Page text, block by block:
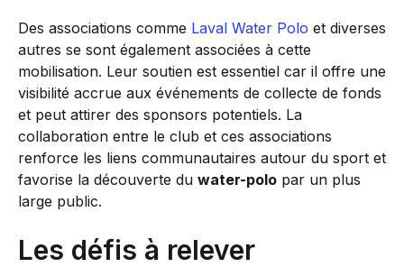
Des associations comme Laval Water Polo et diverses
autres se sont également associées à cette
mobilisation. Leur soutien est essentiel car il offre une
visibilité accrue aux événements de collecte de fonds
et peut attirer des sponsors potentiels. La
collaboration entre le club et ces associations
renforce les liens communautaires autour du sport et
favorise la découverte du water-polo par un plus
large public.
Les défis à relever